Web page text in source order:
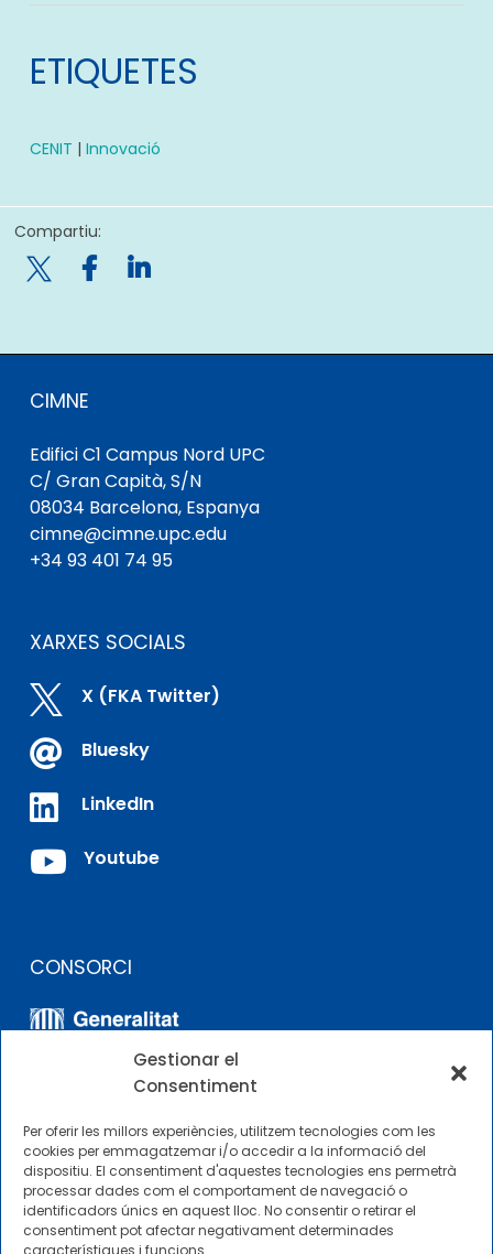
Gestionar el
Consentiment
Per oferir les millors experiències, utilitzem tecnologies com les
cookies per emmagatzemar i/o accedir a la informació del
dispositiu. El consentiment d'aquestes tecnologies ens permetrà
processar dades com el comportament de navegació o
identificadors únics en aquest lloc. No consentir o retirar el
consentiment pot afectar negativament determinades
característiques i funcions.
ETIQUETES
CENIT | Innovació
Compartiu:

CIMNE
Edifici C1 Campus Nord UPC
C/ Gran Capità, S/N
08034 Barcelona, ​​Espanya
cimne@cimne.upc.edu
+34 93 401 74 95
XARXES SOCIALS
 X (FKA Twitter)
 Bluesky
 LinkedIn
 Youtube
CONSORCI
ALTRES ENLLAÇOS
Perfil del contractista